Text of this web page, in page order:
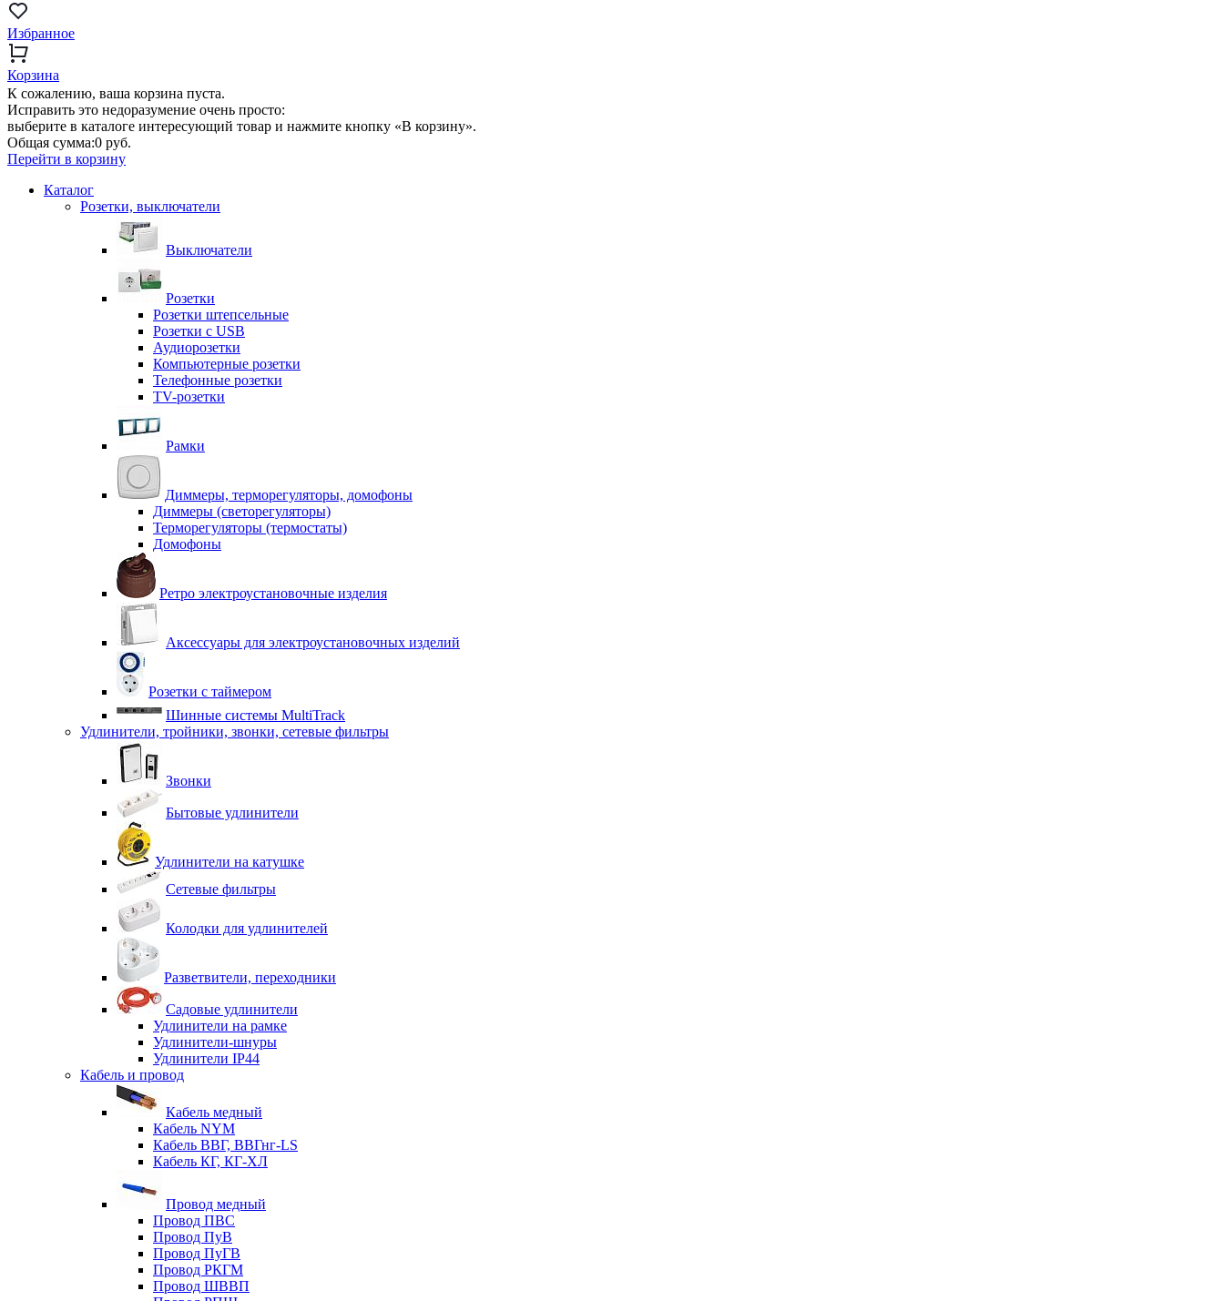
Избранное
Корзина
К сожалению, ваша корзина пуста.
Исправить это недоразумение очень просто:
выберите в каталоге интересующий товар и нажмите кнопку «В корзину».
Общая сумма:0 руб.
Перейти в корзину
Каталог
Розетки, выключатели
Выключатели
Розетки
Розетки штепсельные
Розетки с USB
Аудиорозетки
Компьютерные розетки
Телефонные розетки
TV-розетки
Рамки
Диммеры, терморегуляторы, домофоны
Диммеры (светорегуляторы)
Терморегуляторы (термостаты)
Домофоны
Ретро электроустановочные изделия
Аксессуары для электроустановочных изделий
Розетки с таймером
Шинные системы MultiTrack
Удлинители, тройники, звонки, сетевые фильтры
Звонки
Бытовые удлинители
Удлинители на катушке
Сетевые фильтры
Колодки для удлинителей
Разветвители, переходники
Садовые удлинители
Удлинители на рамке
Удлинители-шнуры
Удлинители IP44
Кабель и провод
Кабель медный
Кабель NYM
Кабель ВВГ, ВВГнг-LS
Кабель КГ, КГ-ХЛ
Провод медный
Провод ПВС
Провод ПуВ
Провод ПуГВ
Провод РКГМ
Провод ШВВП